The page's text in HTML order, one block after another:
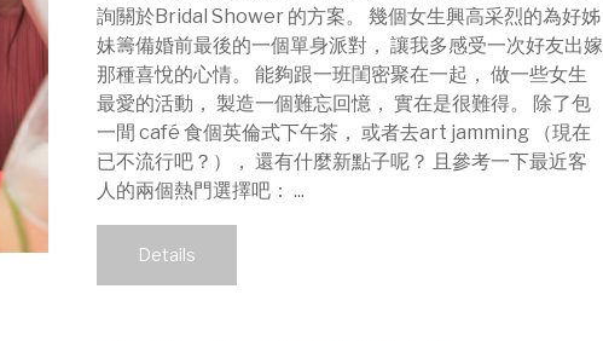
詢關於Bridal Shower 的方案。 幾個女生興高采烈的為好姊
妹籌備婚前最後的一個單身派對， 讓我多感受一次好友出嫁
那種喜悅的心情。 能夠跟一班閨密聚在一起， 做一些女生
最愛的活動， 製造一個難忘回憶， 實在是很難得。 除了包
一間 café 食個英倫式下午茶， 或者去art jamming （現在
已不流行吧？）， 還有什麼新點子呢？ 且參考一下最近客
人的兩個熱門選擇吧： ...
Details